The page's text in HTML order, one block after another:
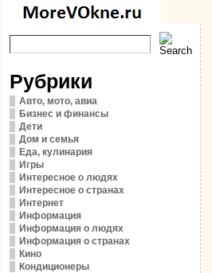
Рубрики
Авто, мото, авиа
Бизнес и финансы
Дети
Дом и семья
Еда, кулинария
Игры
Интересное о людях
Интересное о странах
Интернет
Информация
Информация о людях
Информация о странах
Кино
Кондиционеры